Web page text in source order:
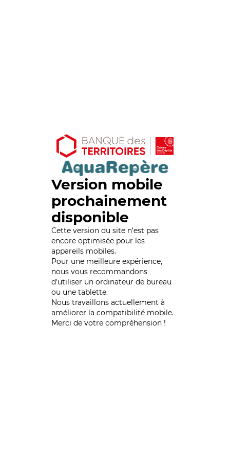
Version mobile
prochainement
disponible
Cette version du site n’est pas
encore optimisée pour les
appareils mobiles.
Pour une meilleure expérience,
nous vous recommandons
d'utiliser un ordinateur de bureau
ou une tablette.
Nous travaillons actuellement à
améliorer la compatibilité mobile.
Merci de votre compréhension !